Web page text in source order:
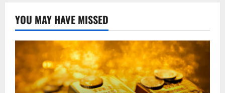
YOU MAY HAVE MISSED